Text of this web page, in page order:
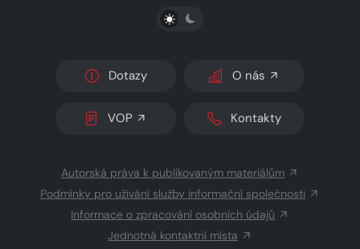
PŘEPNOUT SVĚTLÝ/TMAVÝ REŽIM
Dotazy O nás
VOP Kontakty
Autorská práva k publikovaným materiálům
Podmínky pro užívání služby informační společnosti
Informace o zpracování osobních údajů
Jednotná kontaktní místa